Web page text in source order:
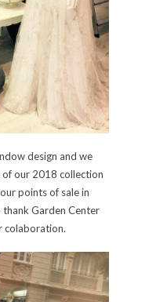
design and we
our 2018 collection
points of sale in
Garden Center
colaboration.